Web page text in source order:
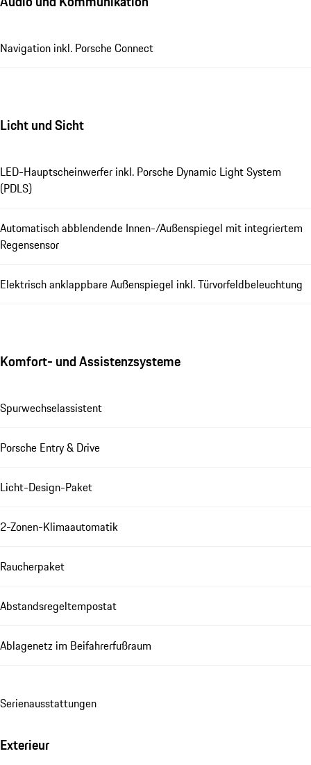
Navigation inkl. Porsche Connect
Licht und Sicht
LED-Hauptscheinwerfer inkl. Porsche Dynamic Light System
(PDLS)
Automatisch abblendende Innen-/Außenspiegel mit integriertem
Regensensor
Elektrisch anklappbare Außenspiegel inkl. Türvorfeldbeleuchtung
Komfort- und Assistenzsysteme
Spurwechselassistent
Porsche Entry & Drive
Licht-Design-Paket
2-Zonen-Klimaautomatik
Raucherpaket
Abstandsregeltempostat
Ablagenetz im Beifahrerfußraum
Se­ri­en­aus­stat­tungen
Exterieur